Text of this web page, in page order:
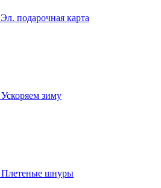
Эл. подарочная карта
Ускоряем зиму
Плетеные шнуры